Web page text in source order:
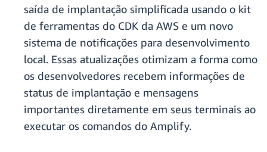
saída de implantação simplificada usando o kit
de ferramentas do CDK da AWS e um novo
sistema de notificações para desenvolvimento
local. Essas atualizações otimizam a forma como
os desenvolvedores recebem informações de
status de implantação e mensagens
importantes diretamente em seus terminais ao
executar os comandos do Amplify.